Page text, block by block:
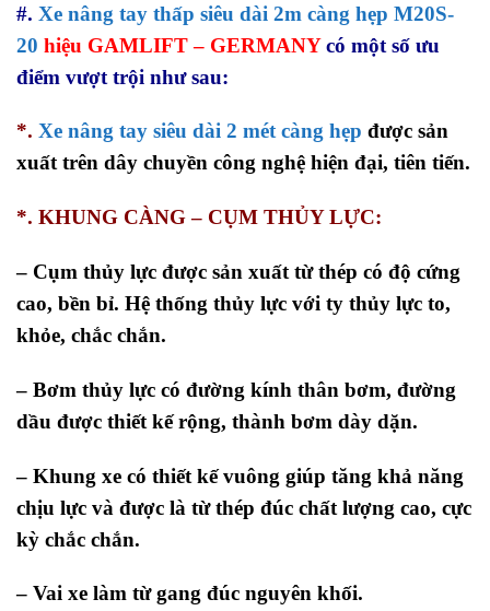
#. Xe nâng tay thấp siêu dài 2m càng hẹp M20S-
20 hiệu GAMLIFT – GERMANY có một số ưu
điểm vượt trội như sau:
*. Xe nâng tay siêu dài 2 mét càng hẹp được sản
xuất trên dây chuyền công nghệ hiện đại, tiên tiến.
*. KHUNG CÀNG – CỤM THỦY LỰC:
– Cụm thủy lực được sản xuất từ thép có độ cứng
cao, bền bỉ. Hệ thống thủy lực với ty thủy lực to,
khỏe, chắc chắn.
– Bơm thủy lực có đường kính thân bơm, đường
dầu được thiết kế rộng, thành bơm dày dặn.
– Khung xe có thiết kế vuông giúp tăng khả năng
chịu lực và được là từ thép đúc chất lượng cao, cực
kỳ chắc chắn.
– Vai xe làm từ gang đúc nguyên khối.